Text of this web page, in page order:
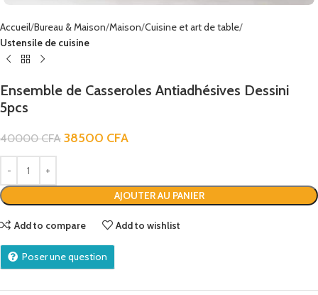
Accueil Bureau & Maison Maison Cuisine et art de table
Ustensile de cuisine
Ensemble de Casseroles Antiadhésives Dessini
5pcs
40000CFA 38500 CFA
AJOUTER AU PANIER
Add to compare Add to wishlist
Poser une question